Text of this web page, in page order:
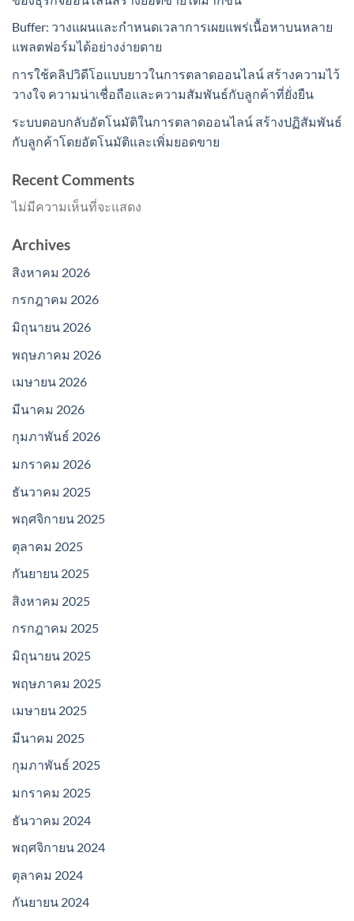
Buffer: วางแผนและกำหนดเวลาการเผยแพร่เนื้อหาบนหลาย
แพลตฟอร์มได้อย่างง่ายดาย
การใช้คลิปวิดีโอแบบยาวในการตลาดออนไลน์ สร้างความไว้
วางใจ ความน่าเชื่อถือและความสัมพันธ์กับลูกค้าที่ยั่งยืน
ระบบตอบกลับอัตโนมัติในการตลาดออนไลน์ สร้างปฏิสัมพันธ์
กับลูกค้าโดยอัตโนมัติและเพิ่มยอดขาย
Recent Comments
ไม่มีความเห็นที่จะแสดง
Archives
สิงหาคม 2026
กรกฎาคม 2026
มิถุนายน 2026
พฤษภาคม 2026
เมษายน 2026
มีนาคม 2026
กุมภาพันธ์ 2026
มกราคม 2026
ธันวาคม 2025
พฤศจิกายน 2025
ตุลาคม 2025
กันยายน 2025
สิงหาคม 2025
กรกฎาคม 2025
มิถุนายน 2025
พฤษภาคม 2025
เมษายน 2025
มีนาคม 2025
กุมภาพันธ์ 2025
มกราคม 2025
ธันวาคม 2024
พฤศจิกายน 2024
ตุลาคม 2024
กันยายน 2024